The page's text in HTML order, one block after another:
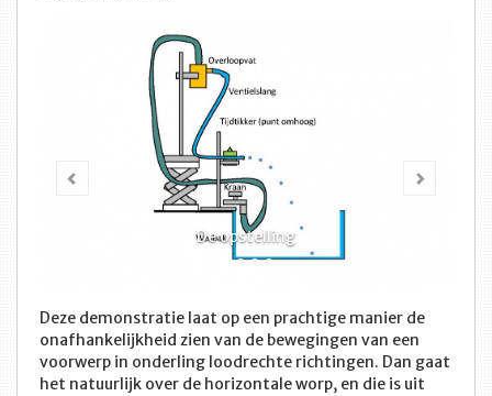
De opstelling
Deze demonstratie laat op een prachtige manier de
onafhankelijkheid zien van de bewegingen van een
voorwerp in onderling loodrechte richtingen. Dan gaat
het natuurlijk over de horizontale worp, en die is uit